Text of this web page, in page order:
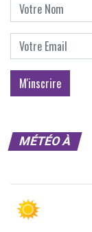
MÉTÉO À